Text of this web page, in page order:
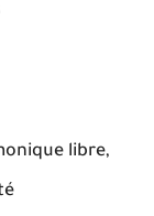
libre,